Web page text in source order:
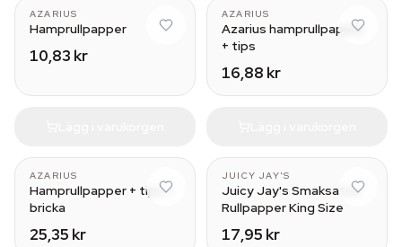
AZARIUS
Hamprullpapper
10,83 kr
AZARIUS
Azarius hamprullpapper
+ tips
16,88 kr
AZARIUS
Hamprullpapper + tips +
bricka
25,35 kr
JUICY JAY'S
Juicy Jay's Smaksatta
Rullpapper King Size
17,95 kr